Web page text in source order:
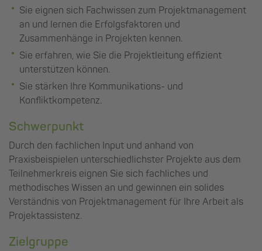
Sie eignen sich Fachwissen zum Projektmanagement
an und lernen die Erfolgsfaktoren und
Zusammenhänge in Projekten kennen.
Sie erfahren, wie Sie die Projektleitung effizient
unterstützen können.
Sie stärken Ihre Kommunikations- und
Konfliktkompetenz.
Schwerpunkt
Durch den fachlichen Input und anhand von
Praxisbeispielen unterschiedlichster Projekte aus dem
Teilnehmerkreis eignen Sie sich fachliches und
methodisches Wissen an und gewinnen ein solides
Verständnis von Projektmanagement für Ihre Arbeit als
Projektassistenz.
Zielgruppe